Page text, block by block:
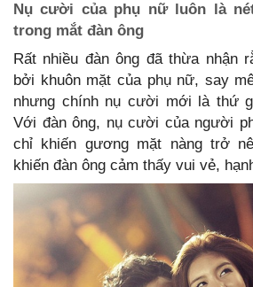
Nụ cười của phụ nữ luôn là
trong mắt đàn ông
Rất nhiều đàn ông đã thừa nhận
bởi khuôn mặt của phụ nữ, say
nhưng chính nụ cười mới là thứ
Với đàn ông, nụ cười của người
chỉ khiến gương mặt nàng trở
khiến đàn ông cảm thấy vui vẻ,